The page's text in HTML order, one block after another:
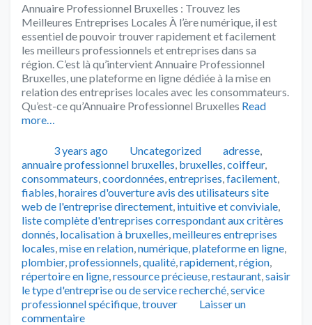
Annuaire Professionnel Bruxelles : Trouvez les
Meilleures Entreprises Locales À l’ère numérique, il est
essentiel de pouvoir trouver rapidement et facilement
les meilleurs professionnels et entreprises dans sa
région. C’est là qu’intervient Annuaire Professionnel
Bruxelles, une plateforme en ligne dédiée à la mise en
relation des entreprises locales avec les consommateurs.
Qu’est-ce qu’Annuaire Professionnel Bruxelles Read
more…
Publié3 years ago Catégories
Uncategorized Tags
adresse,
annuaire professionnel bruxelles, bruxelles,coiffeur,
consommateurs,coordonnées,entreprises,facilement,
fiables,horaires d'ouverture avis des utilisateurs site
web de l'entreprise directement, intuitive et conviviale,
liste complète d'entreprises correspondant aux critères
donnés, localisation à bruxelles,meilleures entreprises
locales,mise en relation,numérique,plateforme en ligne,
plombier,professionnels,qualité,rapidement,région,
répertoire en ligne,ressource précieuse,restaurant,saisir
le type d'entreprise ou de service recherché,service
professionnel spécifique,trouver
Laisser un
commentaire